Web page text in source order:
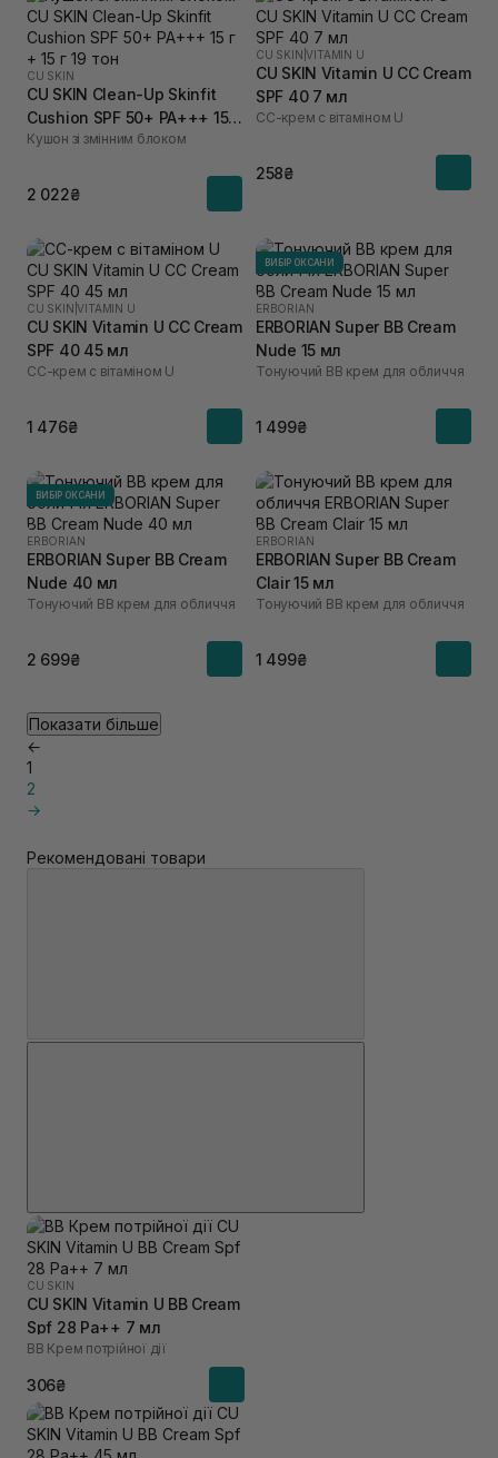
CU SKIN
CU SKIN Clean-Up Skinfit
Cushion SPF 50+ PA+++ 15 г
+ 15 г 19 тон
Кушон зі змінним блоком
2 022₴
CU SKIN |VITAMIN U
CU SKIN Vitamin U CC Cream
SPF 40 7 мл
СС-крем с вітаміном U
258₴
CU SKIN |VITAMIN U
CU SKIN Vitamin U CC Cream
SPF 40 45 мл
СС-крем с вітаміном U
1 476₴
ВИБІР ОКСАНИ
ERBORIAN
ERBORIAN Super ВВ Cream
Nude 15 мл
Тонуючий BB крем для обличчя
1 499₴
ВИБІР ОКСАНИ
ERBORIAN
ERBORIAN Super ВВ Cream
Nude 40 мл
Тонуючий BB крем для обличчя
2 699₴
ERBORIAN
ERBORIAN Super ВВ Cream
Clair 15 мл
Тонуючий BB крем для обличчя
1 499₴
Показати більше
←
1
2
→
Рекомендовані товари
CU SKIN
CU SKIN Vitamin U BB Cream
Spf 28 Pa++ 7 мл
BB Крем потрійної дії
306₴